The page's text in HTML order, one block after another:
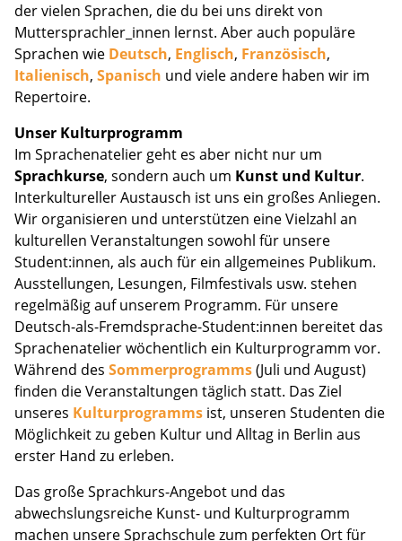
der vielen Sprachen, die du bei uns direkt von
Muttersprachler_innen lernst. Aber auch populäre
Sprachen wie Deutsch, Englisch, Französisch,
Italienisch, Spanisch und viele andere haben wir im
Repertoire.
Unser Kulturprogramm
Im Sprachenatelier geht es aber nicht nur um
Sprachkurse, sondern auch um Kunst und Kultur.
Interkultureller Austausch ist uns ein großes Anliegen.
Wir organisieren und unterstützen eine Vielzahl an
kulturellen Veranstaltungen sowohl für unsere
Student:innen, als auch für ein allgemeines Publikum.
Ausstellungen, Lesungen, Filmfestivals usw. stehen
regelmäßig auf unserem Programm. Für unsere
Deutsch-als-Fremdsprache-Student:innen bereitet das
Sprachenatelier wöchentlich ein Kulturprogramm vor.
Während des Sommerprogramms(Juli und August)
finden die Veranstaltungen täglich statt. Das Ziel
unseres Kulturprogramms ist, unseren Studenten die
Möglichkeit zu geben Kultur und Alltag in Berlin aus
erster Hand zu erleben.
Das große Sprachkurs-Angebot und das
abwechslungsreiche Kunst- und Kulturprogramm
machen unsere Sprachschule zum perfekten Ort für